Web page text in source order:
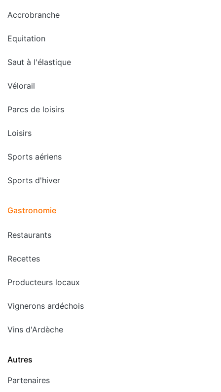
Accrobranche
Equitation
Saut à l'élastique
Vélorail
Parcs de loisirs
Loisirs
Sports aériens
Sports d'hiver
Gastronomie
Restaurants
Recettes
Producteurs locaux
Vignerons ardéchois
Vins d'Ardèche
Autres
Partenaires